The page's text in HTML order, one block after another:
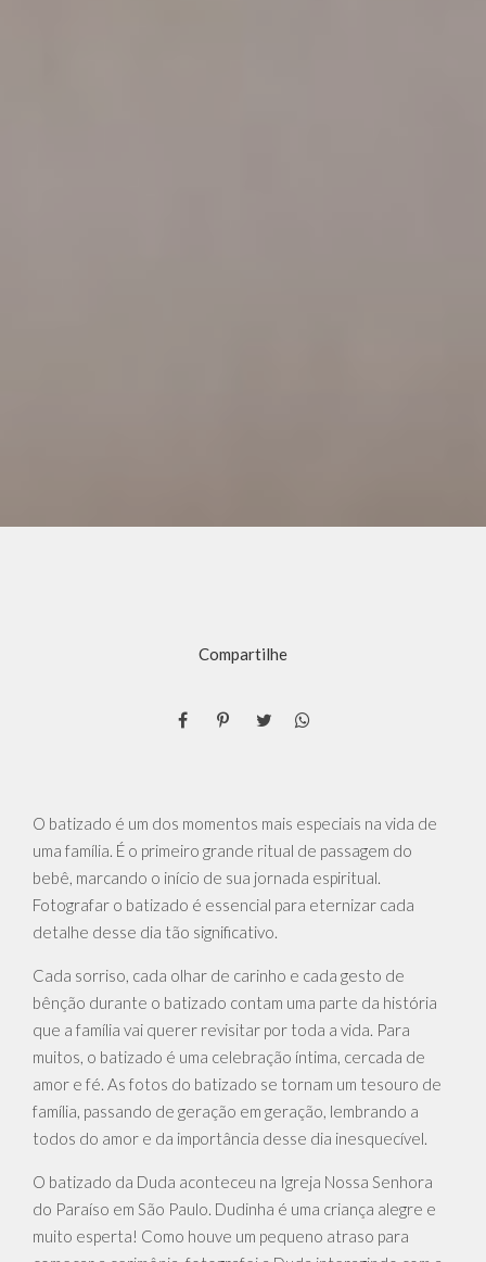
Compartilhe
O batizado é um dos momentos mais especiais na vida de
uma família. É o primeiro grande ritual de passagem do
bebê, marcando o início de sua jornada espiritual.
Fotografar o batizado é essencial para eternizar cada
detalhe desse dia tão significativo.
Cada sorriso, cada olhar de carinho e cada gesto de
bênção durante o batizado contam uma parte da história
que a família vai querer revisitar por toda a vida. Para
muitos, o batizado é uma celebração íntima, cercada de
amor e fé. As fotos do batizado se tornam um tesouro de
família, passando de geração em geração, lembrando a
todos do amor e da importância desse dia inesquecível.
O batizado da Duda aconteceu na Igreja Nossa Senhora
do Paraíso em São Paulo. Dudinha é uma criança alegre e
muito esperta! Como houve um pequeno atraso para